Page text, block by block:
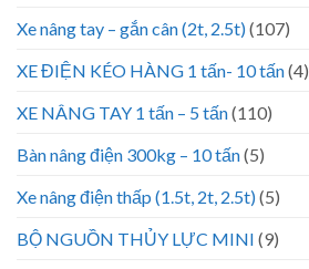
Xe nâng tay – gắn cân (2t, 2.5t)(107)
XE ĐIỆN KÉO HÀNG 1 tấn- 10 tấn(4)
XE NÂNG TAY 1 tấn – 5 tấn(110)
Bàn nâng điện 300kg – 10 tấn(5)
Xe nâng điện thấp (1.5t, 2t, 2.5t)(5)
BỘ NGUỒN THỦY LỰC MINI (9)